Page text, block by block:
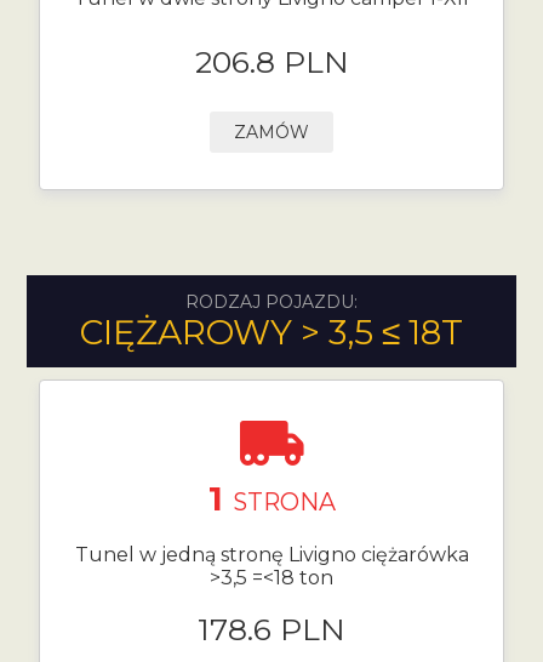
206.8 PLN
ZAMÓW
RODZAJ POJAZDU:
CIĘŻAROWY > 3,5 ≤ 18T
1 STRONA
Tunel w jedną stronę Livigno ciężarówka
>3,5 =<18 ton
178.6 PLN